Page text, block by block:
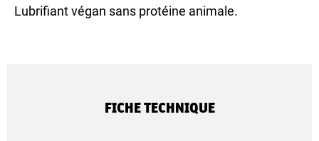
Lubrifiant végan sans protéine animale.
FICHE TECHNIQUE